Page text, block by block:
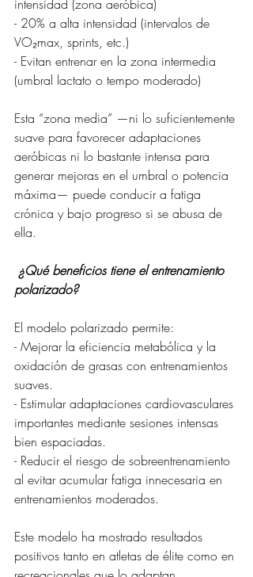
intensidad (zona aeróbica)
- 20% a alta intensidad (intervalos de
VO₂max, sprints, etc.)
- Evitan entrenar en la zona intermedia
(umbral lactato o tempo moderado)
Esta “zona media” —ni lo suficientemente
suave para favorecer adaptaciones
aeróbicas ni lo bastante intensa para
generar mejoras en el umbral o potencia
máxima— puede conducir a fatiga
crónica y bajo progreso si se abusa de
ella.
¿Qué beneficios tiene el entrenamiento
polarizado?
El modelo polarizado permite:
- Mejorar la eficiencia metabólica y la
oxidación de grasas con entrenamientos
suaves.
- Estimular adaptaciones cardiovasculares
importantes mediante sesiones intensas
bien espaciadas.
- Reducir el riesgo de sobreentrenamiento
al evitar acumular fatiga innecesaria en
entrenamientos moderados.
Este modelo ha mostrado resultados
positivos tanto en atletas de élite como en